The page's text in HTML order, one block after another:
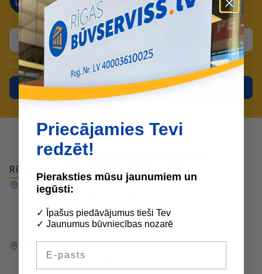
piedāvājumus!
Apstiprinu un piekrītudatu apstrādei
Pieteikties
Rīga
Bērzaunes ielā 12
Būvmateriāli un apdares materiāli
22335731
I-V 7:30-17:00
Bērzaunes ielā 8a
Krāsas un apdares materiāli
Tel:28684205
Priecājamies Tevi
redzēt!
Pieraksties mūsu jaunumiem un
iegūsti:
✓ Īpašus piedāvājumus tieši Tev
✓ Jaunumus būvniecības nozarē